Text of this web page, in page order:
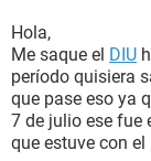
BIENESTAR
SEXUALIDAD
GLOSARIO
Hola,
Me saque el DIU
período quisiera
que pase eso ya
7 de julio ese fue
que estuve con